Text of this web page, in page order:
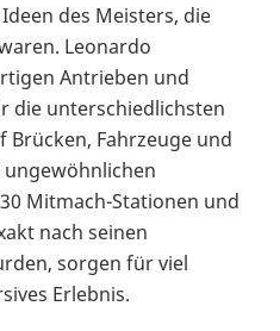
des Meisters, die
Leonardo
Antrieben und
die unterschiedlichsten
Brücken, Fahrzeuge und
Mitmach-Stationen und
nach seinen
sorgen für viel
Erlebnis.